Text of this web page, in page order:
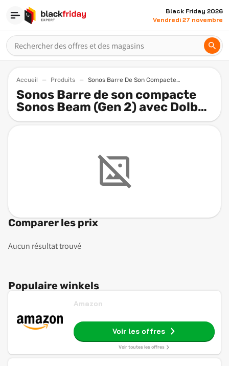
Black Friday 2026
Vendredi 27 novembre
Accueil Produits Sonos Barre De Son Compacte Sonos Beam Gen 2 Avec Dolby Atmos Et Controle Vocal Blanc
Sonos Barre de son compacte
Sonos Beam (Gen 2) avec Dolby
Atmos et contrôle vocal - Blanc
Comparer les prix
Aucun résultat trouvé
Populaire winkels
Amazon
Voir les offres
Voir toutes les offres